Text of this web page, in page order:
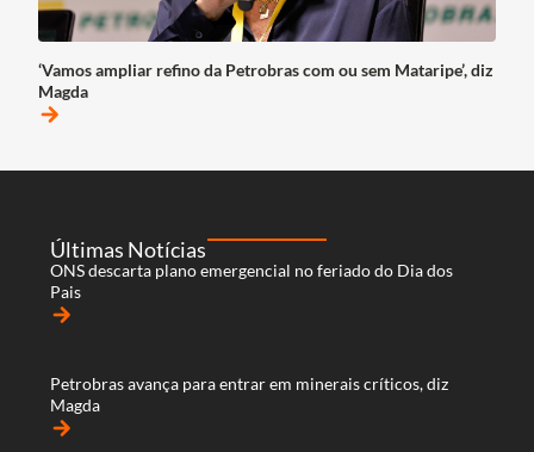
‘Vamos ampliar refino da Petrobras com ou sem Mataripe’, diz
Magda
arrow_forward
Últimas Notícias
ONS descarta plano emergencial no feriado do Dia dos
Pais
arrow_forward
Petrobras avança para entrar em minerais críticos, diz
Magda
arrow_forward